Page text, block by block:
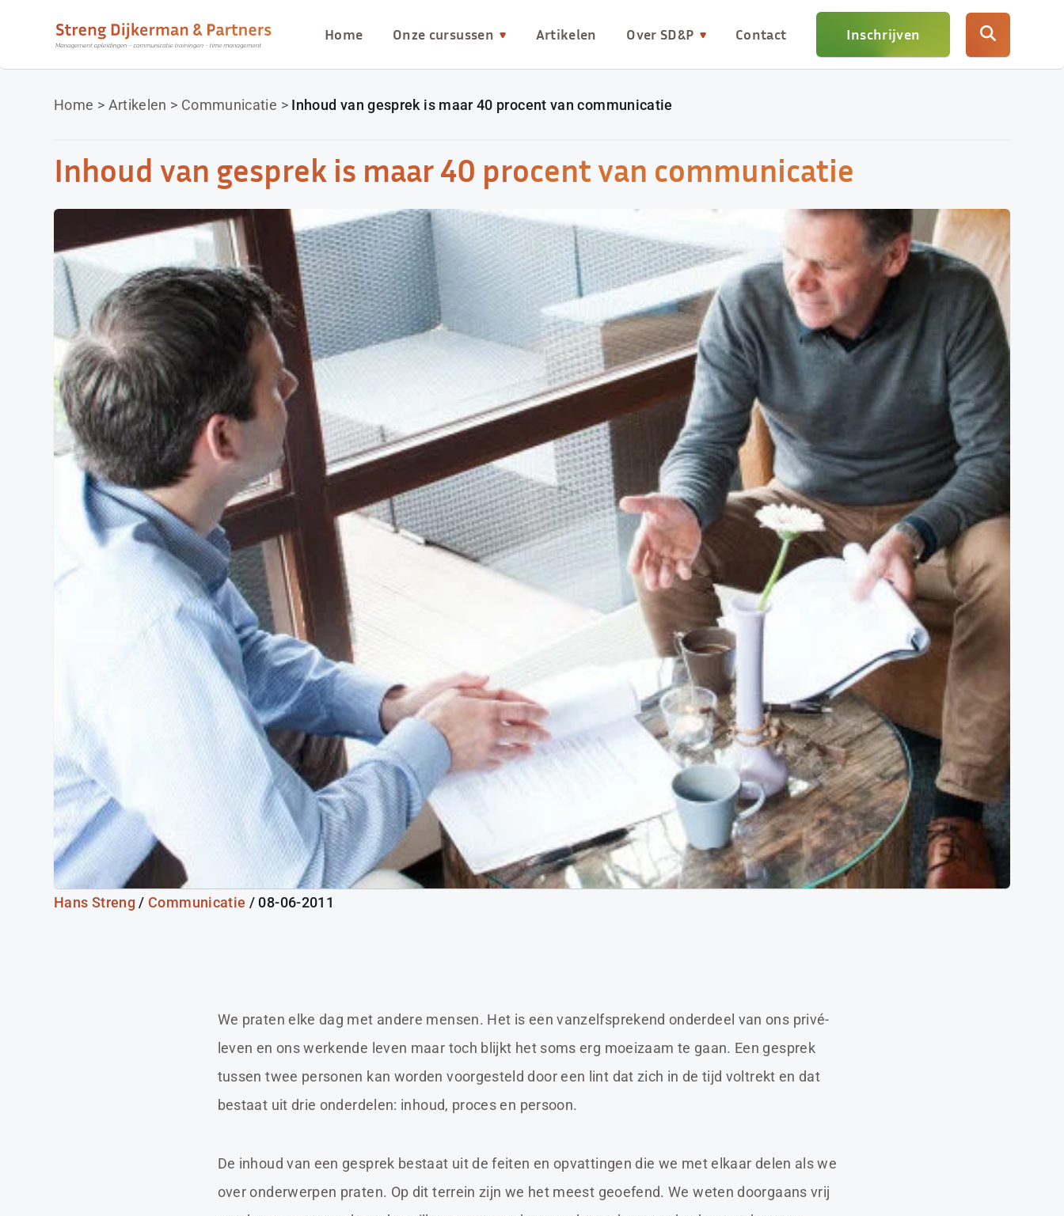
Home Onze cursussen Artikelen Over SD&P Contact Inschrijven
Home > Artikelen > Communicatie > Inhoud van gesprek is maar 40 procent van communicatie
Inhoud van gesprek is maar 40 procent van communicatie
Hans Streng/Communicatie / 08-06-2011
We praten elke dag met andere mensen. Het is een vanzelfsprekend onderdeel van ons privé-
leven en ons werkende leven maar toch blijkt het soms erg moeizaam te gaan. Een gesprek
tussen twee personen kan worden voorgesteld door een lint dat zich in de tijd voltrekt en dat
bestaat uit drie onderdelen: inhoud, proces en persoon.
De inhoud van een gesprek bestaat uit de feiten en opvattingen die we met elkaar delen als we
over onderwerpen praten. Op dit terrein zijn we het meest geoefend. We weten doorgaans vrij